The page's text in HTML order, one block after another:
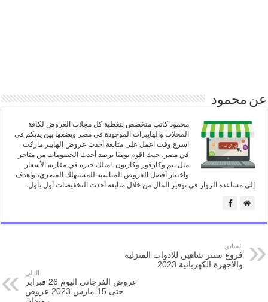
عن محمود
محمود كاتب متخصص بتغطية كل مجلات العروض لكافة
المحلات والهايبرات الموجودة فى مصر ويضعها بين يديكم فى
اسرع وقت اعمل على متابعة أحدث عروض الهايبر ماركت
في مصر، حيث اقوم يوميًا برصد أحدث الخصومات من متاجر
مثل بيم وكارفور وكازيون. امتلك خبرة في مقارنة الأسعار
واختيار أفضل العروض المناسبة للمستهلك المصري، واهدف
إلى مساعدة الزوار في توفير المال من خلال متابعة أحدث التخفيضات أول بأول.
السابق
فروع سنتر شاهين للادوات المنزلية
والاجهزة الكهربائية 2023
التالي
عروض الفرجانى اليوم 26 فبراير
حتى 15 مارس 2023 عروض